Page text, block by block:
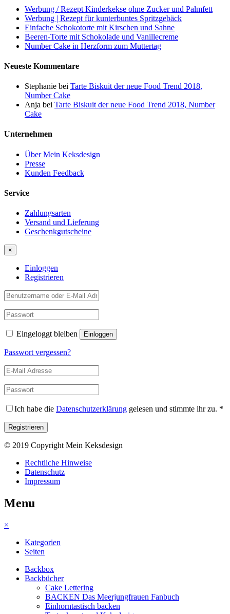
Werbung / Rezept Kinderkekse ohne Zucker und Palmfett
Werbung | Rezept für kunterbuntes Spritzgebäck
Einfache Schokotorte mit Kirschen und Sahne
Beeren-Torte mit Schokolade und Vanillecreme
Number Cake in Herzform zum Muttertag
Neueste Kommentare
Stephanie bei Tarte Biskuit der neue Food Trend 2018,
Number Cake
Anja bei Tarte Biskuit der neue Food Trend 2018, Number
Cake
Unternehmen
Über Mein Keksdesign
Presse
Kunden Feedback
Service
Zahlungsarten
Versand und Lieferung
Geschenkgutscheine
×
Einloggen
Registrieren
Eingeloggt bleiben
Passwort vergessen?
Ich habe die Datenschutzerklärung gelesen und stimmte ihr zu. *
© 2019 Copyright Mein Keksdesign
Rechtliche Hinweise
Datenschutz
Impressum
Menu
×
Kategorien
Seiten
Backbox
Backbücher
Cake Lettering
BACKEN Das Meerjungfrauen Fanbuch
Einhorntastisch backen